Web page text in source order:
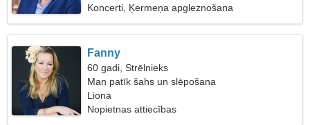
Koncerti, Ķermeņa apgleznošana
Fanny
60 gadi, Strēlnieks
Man patīk šahs un slēpošana
Liona
Nopietnas attiecības